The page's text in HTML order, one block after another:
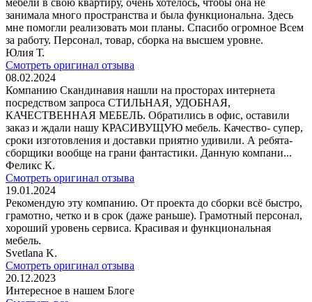
мебели в свою квартиру, очень хотелось, чтобы она не
занимала много пространства и была функциональна. Здесь
мне помогли реализовать мои планы. Спасибо огромное Всем
за работу. Персонал, товар, сборка на высшем уровне.
Юлия Т.
Смотреть оригинал отзыва
08.02.2024
Компанию Скандинавия нашли на просторах интернета
посредством запроса СТИЛЬНАЯ, УДОБНАЯ,
КАЧЕСТВЕННАЯ МЕБЕЛЬ. Обратились в офис, оставили
заказ и ждали нашу КРАСИВУЩУЮ мебель. Качество- супер,
сроки изготовления и доставки приятно удивили. А ребята-
сборщики вообще на грани фантастики. Данную компани...
Феликс К.
Смотреть оригинал отзыва
19.01.2024
Рекомендую эту компанию. От проекта до сборки всё быстро,
грамотно, четко и в срок (даже раньше). Грамотный персонал,
хороший уровень сервиса. Красивая и функциональная
мебель.
Svetlana K.
Смотреть оригинал отзыва
20.12.2023
Интересное в нашем Блоге